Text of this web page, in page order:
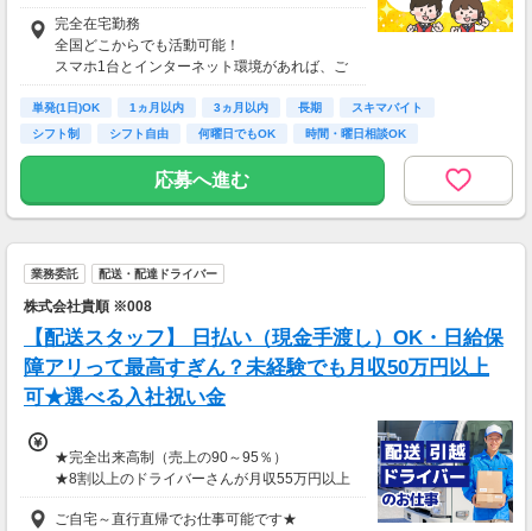
酬基準となります
【収入例】
■事務職Aさん（週3日・月50時間程度）
月収8万円～15万円
月収15万円～25万円
■主婦Cさん（月100時間程度）
月収20万円以上
現在活躍中のライバーの多くは会社員や主婦の
方。
本業や家庭と両立しながら副業として活動され
ています。
完全在宅勤務
全国どこからでも活動可能！
スマホ1台とインターネット環境があれば、ご
自宅からスタートできます。
通勤時間ゼロだから、本業やプライベートとの
両立もラクラク♪
単発(1日)OK 1ヵ月以内 3ヵ月以内 長期
スキマバイト
シフト制
シフト自由 何曜日でもOK 時間・曜日相談OK
応募へ進む
業務委託 配送・配達ドライバー
株式会社貴順 ※008
【配送スタッフ】 日払い（現金手渡し）OK・日給保
障アリって最高すぎん？未経験でも月収50万円以上
可★選べる入社祝い金
★完全出来高制（売上の90～95％）
★8割以上のドライバーさんが月収55万円以上
★支度金5～25万円補助あり（規定有）
★選べる入社祝い金アリ
ご自宅～直行直帰でお仕事可能です★